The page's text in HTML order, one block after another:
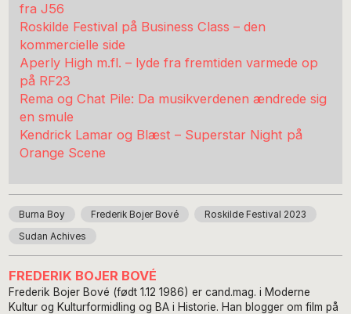
fra J56
Roskilde Festival på Business Class – den
kommercielle side
Aperly High m.fl. – lyde fra fremtiden varmede op
på RF23
Rema og Chat Pile: Da musikverdenen ændrede sig
en smule
Kendrick Lamar og Blæst – Superstar Night på
Orange Scene
Burna Boy Frederik Bojer Bové Roskilde Festival 2023
Sudan Achives
FREDERIK BOJER BOVÉ
Frederik Bojer Bové (født 1.12 1986) er cand.mag. i Moderne
Kultur og Kulturformidling og BA i Historie. Han blogger om film på